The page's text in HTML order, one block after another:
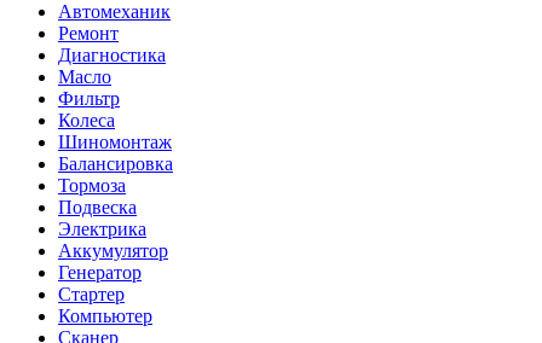
Автомеханик
Ремонт
Диагностика
Масло
Фильтр
Колеса
Шиномонтаж
Балансировка
Тормоза
Подвеска
Электрика
Аккумулятор
Генератор
Стартер
Компьютер
Сканер